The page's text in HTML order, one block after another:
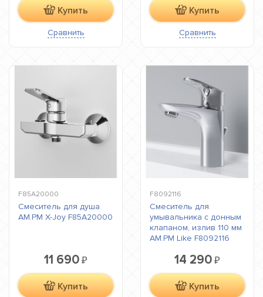
Купить
Сравнить
Купить
Сравнить
F85A20000
Смеситель для душа
AM.PM X-Joy F85A20000
11 690 ₽
Купить
F8092116
Смеситель для
умывальника с донным
клапаном, излив 110 мм
AM.PM Like F8092116
14 290 ₽
Купить